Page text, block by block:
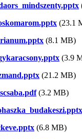
(23.1
(8.1 MB)
(3.9
(21.2 MB)
(3.2 MB)
(6.8 MB)